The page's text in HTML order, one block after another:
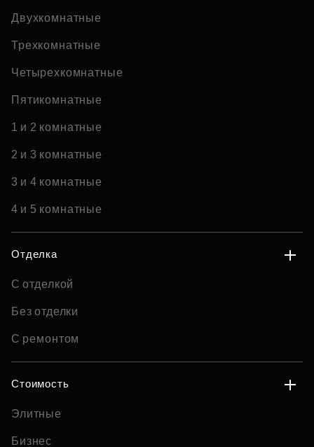
Двухкомнатные
Трехкомнатные
Четырехкомнатные
Пятикомнатные
1 и 2 комнатные
2 и 3 комнатные
3 и 4 комнатные
4 и 5 комнатные
Отделка
С отделкой
Без отделки
С ремонтом
Стоимость
Элитные
Бизнес